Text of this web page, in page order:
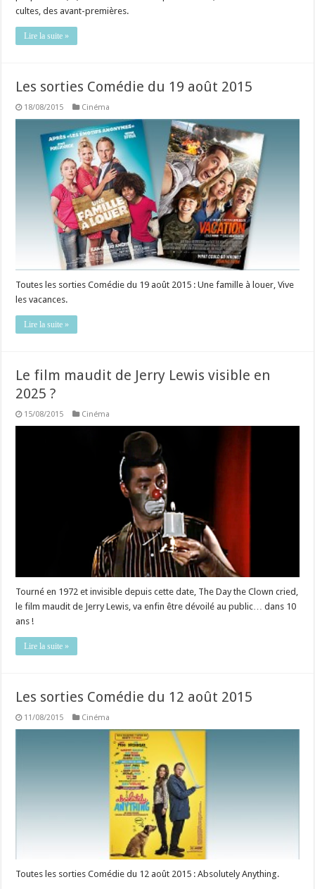
cultes, des avant-premières.
Lire la suite »
Les sorties Comédie du 19 août 2015
18/08/2015 Cinéma
Toutes les sorties Comédie du 19 août 2015 : Une famille à louer, Vive
les vacances.
Lire la suite »
Le film maudit de Jerry Lewis visible en
2025 ?
15/08/2015 Cinéma
Tourné en 1972 et invisible depuis cette date, The Day the Clown cried,
le film maudit de Jerry Lewis, va enfin être dévoilé au public… dans 10
ans !
Lire la suite »
Les sorties Comédie du 12 août 2015
11/08/2015 Cinéma
Toutes les sorties Comédie du 12 août 2015 : Absolutely Anything.